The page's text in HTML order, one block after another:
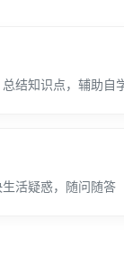
结知识点，辅助自
活疑惑，随问随答